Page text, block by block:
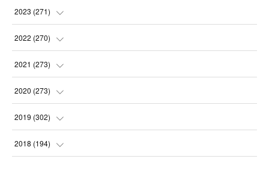
(21
(21
(21
(22
(23
(22
2023 (271)
(22
(23
(23
(21
2022 (270)
(23
(23
(22
(23
2021 (273)
(24
(23
(22
2020 (273)
(24
(22
2019 (302)
(23
2018 (194)